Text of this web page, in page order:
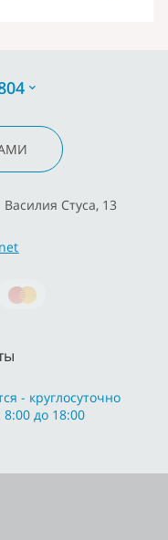
Стуса, 13
- круглосуточно
до 18:00